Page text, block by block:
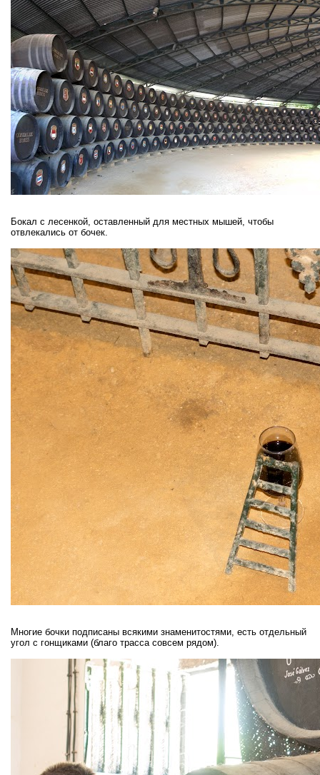
Бокал с лесенкой, оставленный для местных мышей, чтобы
отвлекались от бочек.
Многие бочки подписаны всякими знаменитостями, есть отдельный
угол с гонщиками (благо трасса совсем рядом).